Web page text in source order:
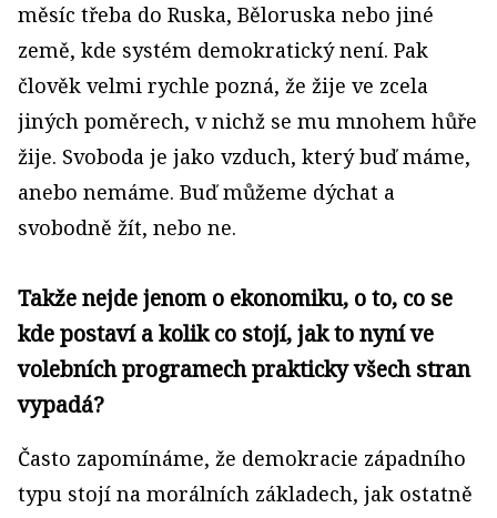
měsíc třeba do Ruska, Běloruska nebo jiné
země, kde systém demokratický není. Pak
člověk velmi rychle pozná, že žije ve zcela
jiných poměrech, v nichž se mu mnohem hůře
žije. Svoboda je jako vzduch, který buď máme,
anebo nemáme. Buď můžeme dýchat a
svobodně žít, nebo ne.
Takže nejde jenom o ekonomiku, o to, co se
kde postaví a kolik co stojí, jak to nyní ve
volebních programech prakticky všech stran
vypadá?
Často zapomínáme, že demokracie západního
typu stojí na morálních základech, jak ostatně